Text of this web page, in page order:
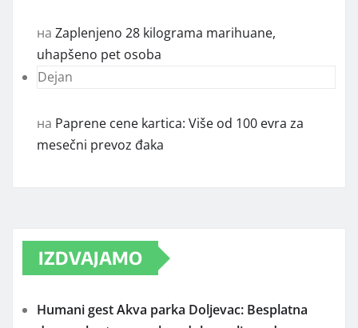
на Zaplenjeno 28 kilograma marihuane,
uhapšeno pet osoba
Dejan
на Paprene cene kartica: Više od 100 evra za
mesečni prevoz đaka
IZDVAJAMO
Humani gest Akva parka Doljevac: Besplatna